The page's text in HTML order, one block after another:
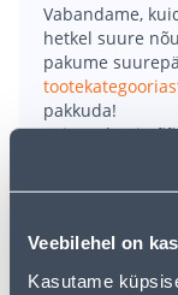
Veebilehel on
Kasutame
Vabandame,
hetkel suure
pakume
pakkuda!
Teie
uurimistööd